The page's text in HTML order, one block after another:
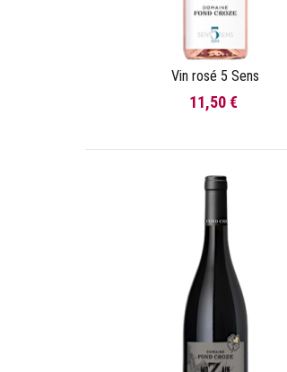
Ajouter au panier
Vin rosé 5 Sens
11,50 €